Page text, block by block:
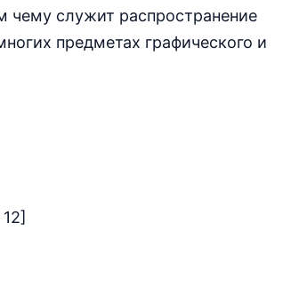
чему служит распространение
предметах графического и